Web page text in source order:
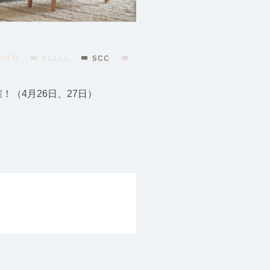
ALLLL SCC
（4月26日、27日）